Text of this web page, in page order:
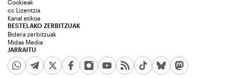
JARRAITU
Cookieak
cc Lizentzia
Kanal etikoa
BESTELAKO ZERBITZUAK
Bidera zerbitzuak
Midas Media